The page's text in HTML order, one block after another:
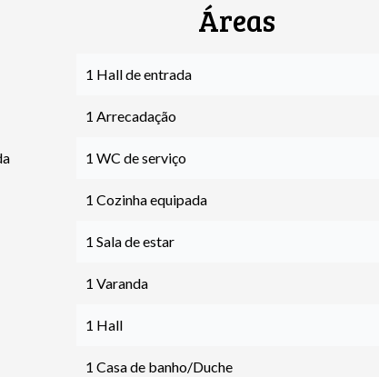
Áreas
1 Hall de entrada
1 Arrecadação
1 WC de serviço
1 Cozinha equipada
1 Sala de estar
1 Varanda
1 Hall
1 Casa de banho/Duche